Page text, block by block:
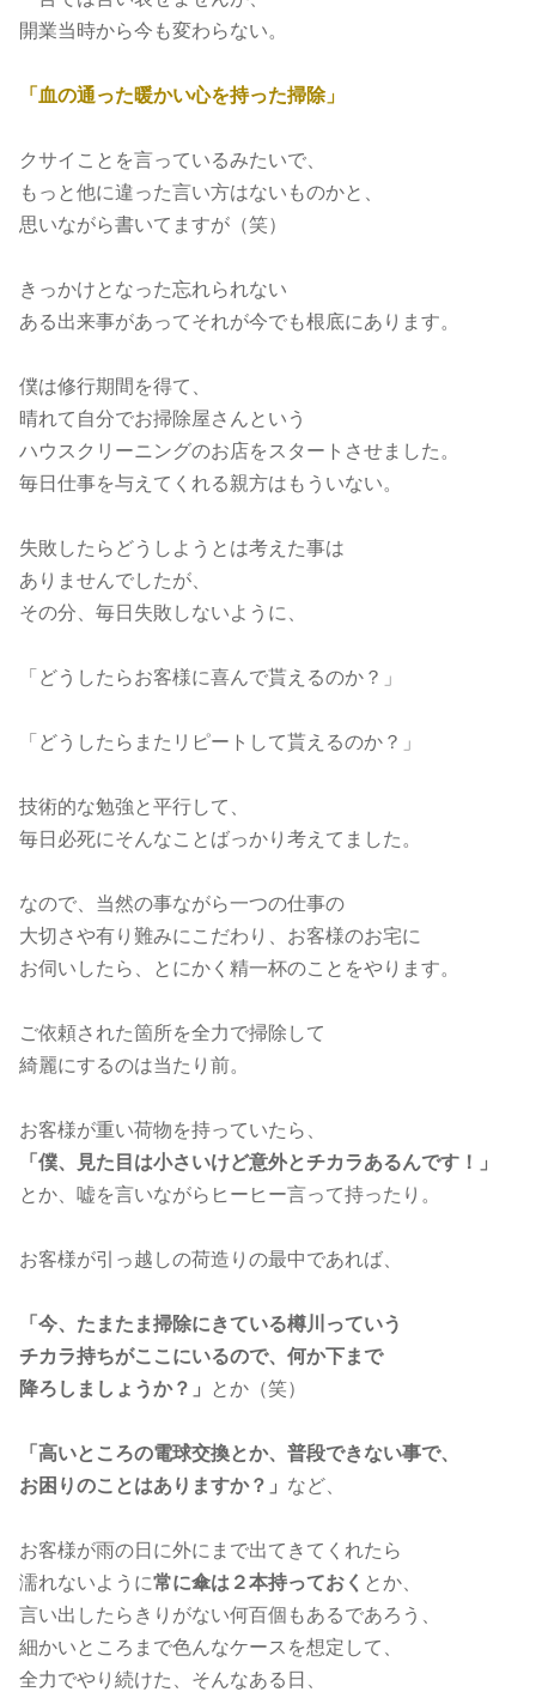
開業当時から今も変わらない。
「血の通った暖かい心を持った掃除」
クサイことを言っているみたいで、
もっと他に違った言い方はないものかと、
思いながら書いてますが（笑）
きっかけとなった忘れられない
ある出来事があってそれが今でも根底にあります。
僕は修行期間を得て、
晴れて自分でお掃除屋さんという
ハウスクリーニングのお店をスタートさせました。
毎日仕事を与えてくれる親方はもういない。
失敗したらどうしようとは考えた事は
ありませんでしたが、
その分、毎日失敗しないように、
「どうしたらお客様に喜んで貰えるのか？」
「どうしたらまたリピートして貰えるのか？」
技術的な勉強と平行して、
毎日必死にそんなことばっかり考えてました。
なので、当然の事ながら一つの仕事の
大切さや有り難みにこだわり、お客様のお宅に
お伺いしたら、とにかく精一杯のことをやります。
ご依頼された箇所を全力で掃除して
綺麗にするのは当たり前。
お客様が重い荷物を持っていたら、
「僕、見た目は小さいけど意外とチカラあるんです！」
とか、嘘を言いながらヒーヒー言って持ったり。
お客様が引っ越しの荷造りの最中であれば、
「今、たまたま掃除にきている樽川っていう
チカラ持ちがここにいるので、何か下まで
降ろしましょうか？」
とか（笑）
「高いところの電球交換とか、普段できない事で、
お困りのことはありますか？」 など、
お客様が雨の日に外にまで出てきてくれたら
濡れないように常に傘は２本持っておく とか、
言い出したらきりがない何百個もあるであろう、
細かいところまで色んなケースを想定して、
全力でやり続けた、そんなある日、